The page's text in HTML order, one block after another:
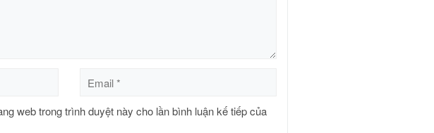
web trong trình duyệt này cho lần bình luận kế tiếp của